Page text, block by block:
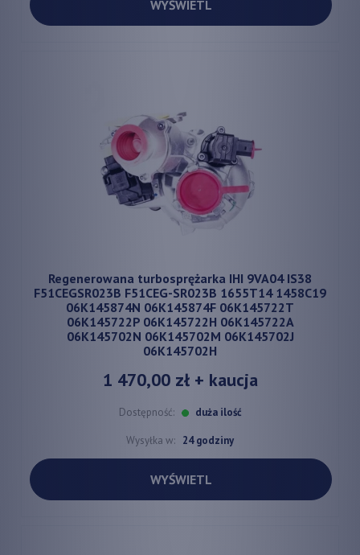
WYŚWIETL
Regenerowana turbosprężarka IHI 9VA04 IS38
F51CEGSR023B F51CEG-SR023B 1655T14 1458C19
06K145874N 06K145874F 06K145722T
06K145722P 06K145722H 06K145722A
06K145702N 06K145702M 06K145702J
06K145702H
1 470,00 zł+ kaucja
Dostępność: duża ilość
Wysyłka w: 24 godziny
WYŚWIETL